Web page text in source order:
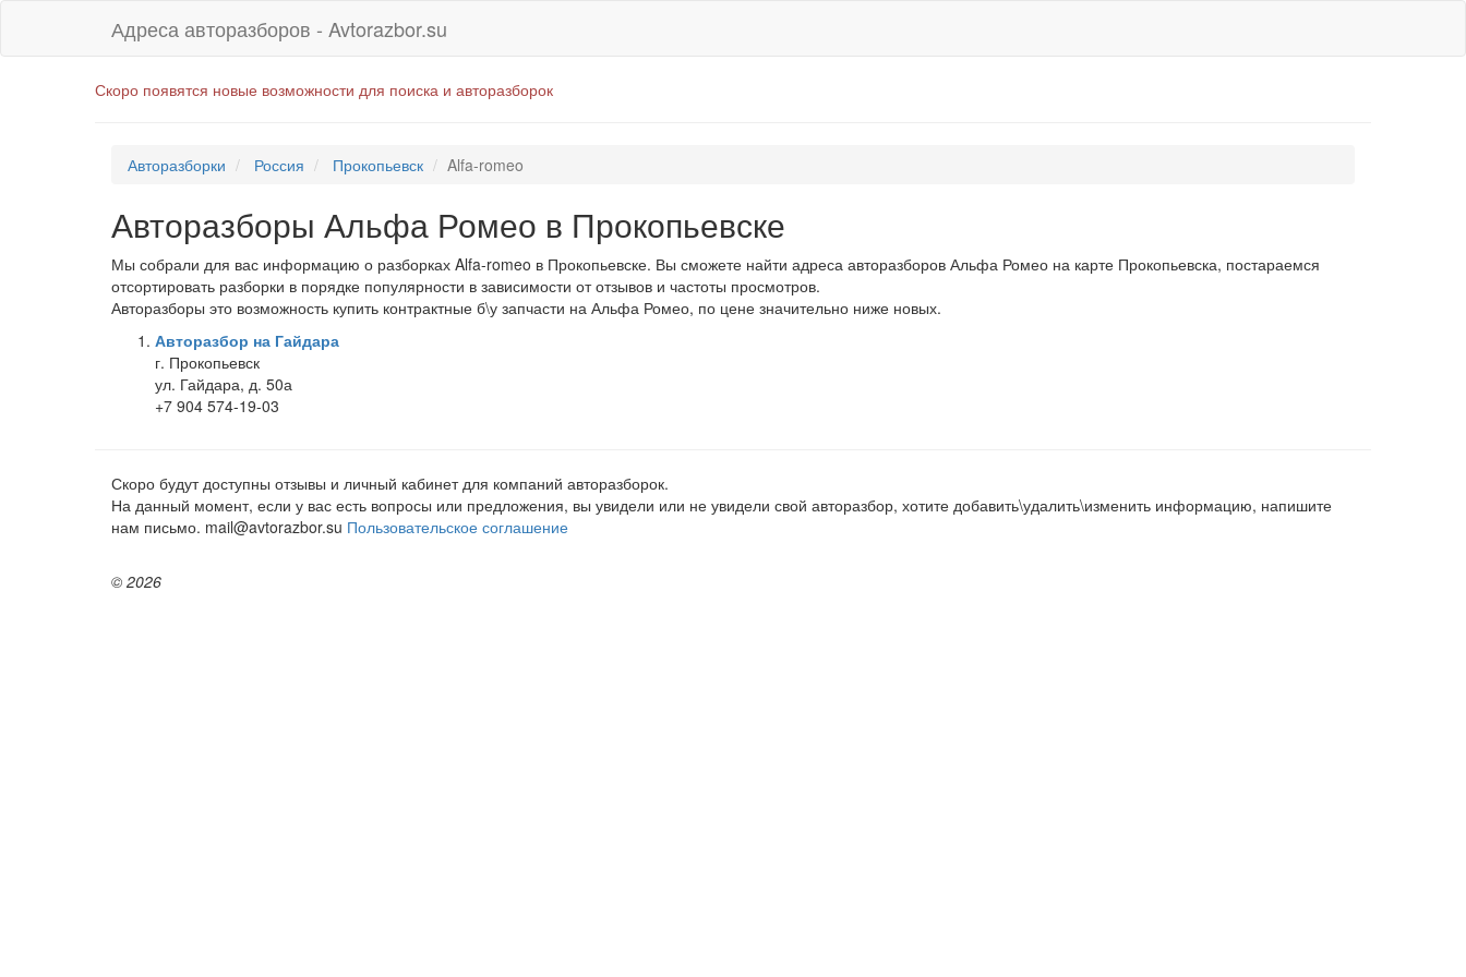
Адреса авторазборов - Avtorazbor.su
Скоро появятся новые возможности для поиска и авторазборок
Авторазборки Россия Прокопьевск Alfa-romeo
Авторазборы Альфа Ромео в Прокопьевске
Мы собрали для вас информацию о разборках Alfa-romeo в Прокопьевске. Вы сможете найти адреса авторазборов Альфа Ромео на карте Прокопьевска, постараемся
отсортировать разборки в порядке популярности в зависимости от отзывов и частоты просмотров.
Авторазборы это возможность купить контрактные б\у запчасти на Альфа Ромео, по цене значительно ниже новых.
Авторазбор на Гайдара
г. Прокопьевск
ул. Гайдара, д. 50а
+7 904 574-19-03
Скоро будут доступны отзывы и личный кабинет для компаний авторазборок.
На данный момент, если у вас есть вопросы или предложения, вы увидели или не увидели свой авторазбор, хотите добавить\удалить\изменить информацию, напишите
нам письмо. mail@avtorazbor.su Пользовательское соглашение
© 2026